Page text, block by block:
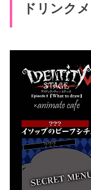
ドリンク